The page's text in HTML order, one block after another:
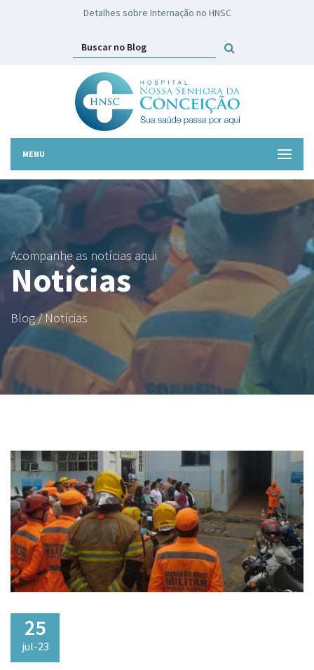
HNSC lança campanha Troco Solidário
MENU
Acompanhe as notícias aqui
Notícias
Blog / Notícias
25
jul-23